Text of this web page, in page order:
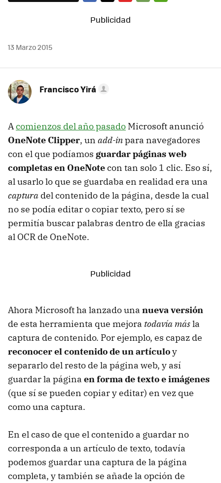
13 Marzo 2015
Francisco Yirá
Acomienzos del año pasado Microsoft anunció
OneNote Clipper, un add-inpara navegadores
con el que podíamos guardar páginas web
completas en OneNotecon tan solo 1 clic. Eso sí,
al usarlo lo que se guardaba en realidad era una
captura del contenido de la página, desde la cual
no se podía editar o copiar texto, pero sí se
permitía buscar palabras dentro de ella gracias
al OCR de OneNote.
Ahora Microsoft ha lanzado una nueva versión
de esta herramienta que mejora todavía másla
captura de contenido. Por ejemplo, es capaz de
reconocer el contenido de un artículoy
separarlo del resto de la página web, y así
guardar la página en forma de texto e imágenes
(que sí se pueden copiar y editar) en vez que
como una captura.
En el caso de que el contenido a guardar no
corresponda a un artículo de texto, todavía
podemos guardar una captura de la página
completa, y también se añade la opción de